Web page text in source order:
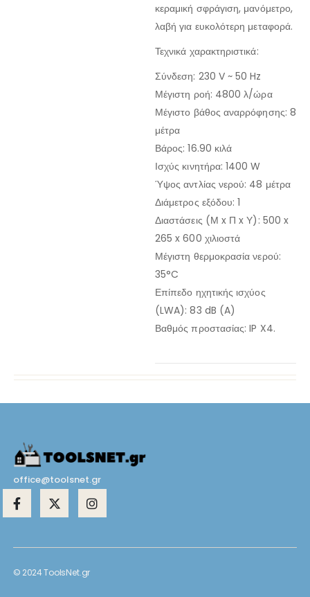
κεραμική σφράγιση, μανόμετρο,
λαβή για ευκολότερη μεταφορά.
Τεχνικά χαρακτηριστικά:
Σύνδεση: 230 V ~ 50 Hz
Μέγιστη ροή: 4800 λ/ώρα
Μέγιστο βάθος αναρρόφησης: 8
μέτρα
Βάρος: 16.90 κιλά
Ισχύς κινητήρα: 1400 W
Ύψος αντλίας νερού: 48 μέτρα
Διάμετρος εξόδου: 1
Διαστάσεις (Μ x Π x Υ): 500 x
265 x 600 χιλιοστά
Μέγιστη θερμοκρασία νερού:
35°C
Επίπεδο ηχητικής ισχύος
(LWA): 83 dB (A)
Βαθμός προστασίας: IP X4.
office@toolsnet.gr
© 2024 ToolsNet.gr